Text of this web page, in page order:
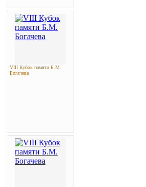
VIII Кубок памяти Б.М.
Богачева